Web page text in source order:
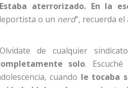
Estaba aterrorizado. En la
o un nerd”, recuerda
de cualquier
solo.
cuando le tocaba